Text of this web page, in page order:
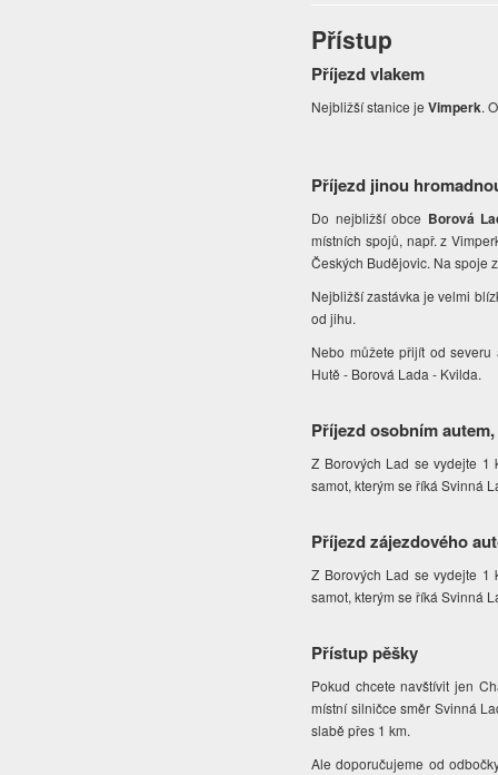
Přístup
Příjezd vlakem
Nejbližší stanice je Vimperk.
Příjezd jinou
Do nejbližší obce Borová
místních spojů, např. z
Českých Budějovic. Na spoje
Nejbližší zastávka je velmi
od jihu.
Nebo můžete přijít od
Hutě - Borová Lada - Kvilda.
Příjezd osobním
Z Borových Lad se vydejte 1
samot, kterým se říká Svinná
Příjezd zájezdového
Z Borových Lad se vydejte 1
samot, kterým se říká Svinná
Přístup pěšky
Pokud chcete navštívit jen
místní silničce směr Svinná
slabě přes 1 km.
Ale doporučujeme od